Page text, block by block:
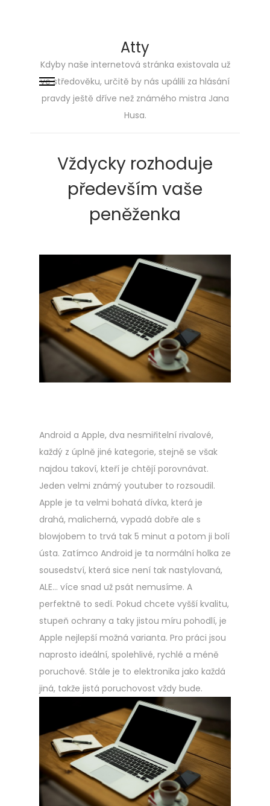
Skip
Skip
Atty
Kdyby naše internetová stránka existovala už
ve středověku, určitě by nás upálili za hlásání
pravdy ještě dříve než známého mistra Jana
Husa.
Vždycky rozhoduje
především vaše
peněženka
Android a Apple, dva nesmiřitelní rivalové,
každý z úplně jiné kategorie, stejně se však
najdou takoví, kteří je chtějí porovnávat.
Jeden velmi známý youtuber to rozsoudil.
Apple je ta velmi bohatá dívka, která je
drahá, malicherná, vypadá dobře ale s
blowjobem to trvá tak 5 minut a potom ji bolí
ústa. Zatímco Android je ta normální holka ze
sousedství, která sice není tak nastylovaná,
ALE… více snad už psát nemusíme. A
perfektně to sedí. Pokud chcete vyšší kvalitu,
stupeň ochrany a taky jistou míru pohodlí, je
Apple nejlepší možná varianta. Pro práci jsou
naprosto ideální, spolehlivé, rychlé a méně
poruchové. Stále je to elektronika jako každá
jiná, takže jistá poruchovost vždy bude.